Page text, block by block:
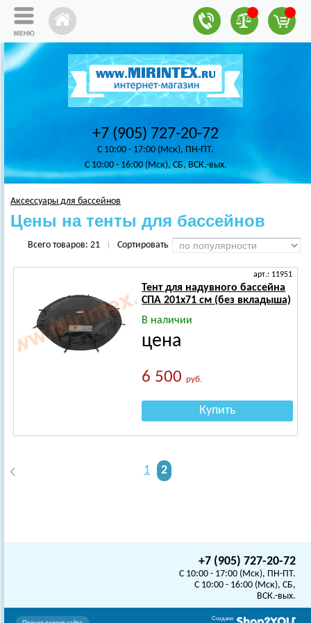
+7 (905) 727-20-72
C 10:00 - 17:00 (Мск), ПН-ПТ.
C 10:00 - 16:00 (Мск), СБ, ВСК.-вых.
Аксессуары для бассейнов
Цены на тенты для бассейнов
Всего товаров: 21 Сортировать
арт.: 11951
Тент для надувного бассейна
СПА 201х71 см (без вкладыша)
В наличии
цена
6 500руб.
Купить
1 2
+7 (905) 727-20-72
C 10:00 - 17:00 (Мск), ПН-ПТ.
C 10:00 - 16:00 (Мск), СБ,
ВСК.-вых.
Создано